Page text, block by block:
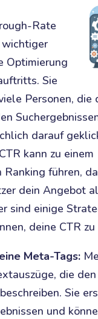
Rate
wichtiger
Optimierung
Sie
Personen, die
darauf
kann zu einem
Ranking führen,
dein Angebot
sind einige
deine CTR zu
Meta-Tags:
die
Sie
und